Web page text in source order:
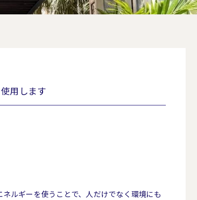
用します
ルギーを使うことで、人だけでなく環境にも